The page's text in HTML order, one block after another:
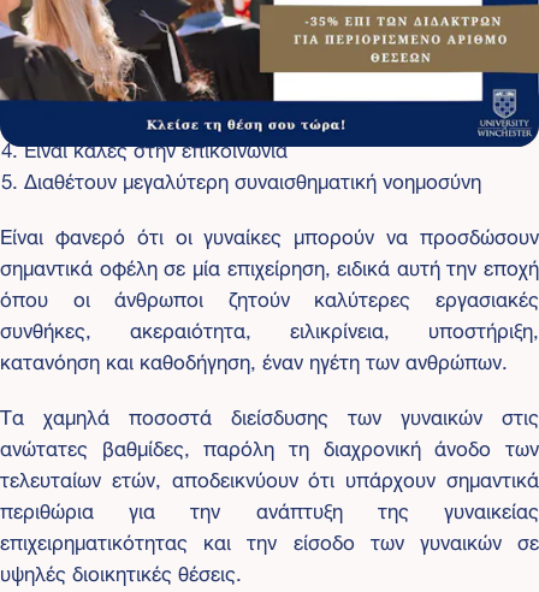
Δίνουν σημασία στο εργασιακό κλίμα και την
ισορροπημένη επαγγελματική ζωή
Διαθέτουν μεγαλύτερη ενσυναίσθηση
Μπορούν να κάνουν πολλά πράγματα ταυτόχρονα
Είναι καλές στην επικοινωνία
Διαθέτουν μεγαλύτερη συναισθηματική νοημοσύνη
Είναι φανερό ότι οι γυναίκες μπορούν να προσδώσουν
σημαντικά οφέλη σε μία επιχείρηση, ειδικά αυτή την εποχή
όπου οι άνθρωποι ζητούν καλύτερες εργασιακές
συνθήκες, ακεραιότητα, ειλικρίνεια, υποστήριξη,
κατανόηση και καθοδήγηση, έναν ηγέτη των ανθρώπων.
Τα χαμηλά ποσοστά διείσδυσης των γυναικών στις
ανώτατες βαθμίδες, παρόλη τη διαχρονική άνοδο των
τελευταίων ετών, αποδεικνύουν ότι υπάρχουν σημαντικά
περιθώρια για την ανάπτυξη της γυναικείας
επιχειρηματικότητας και την είσοδο των γυναικών σε
υψηλές διοικητικές θέσεις.